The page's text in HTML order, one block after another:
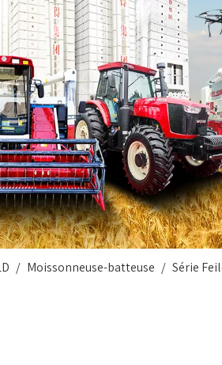
/ Moissonneuse-batteuse / Série